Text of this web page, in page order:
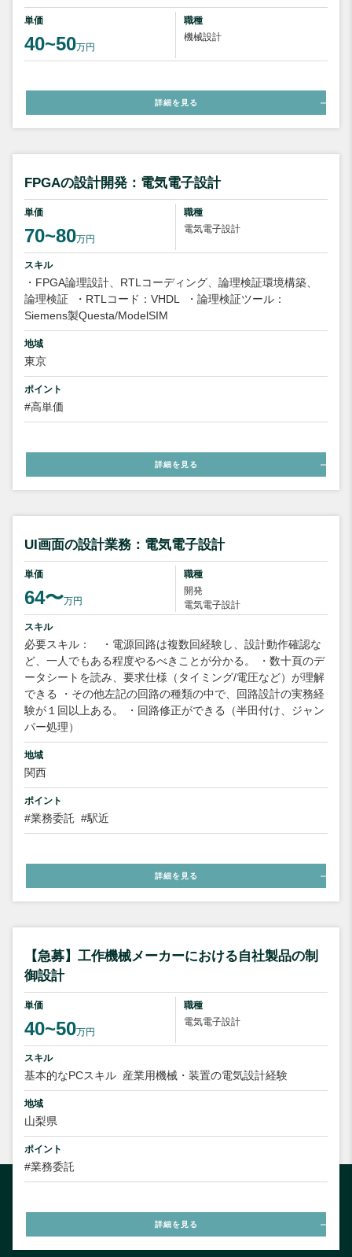
単価
40~50万円
職種
機械設計
詳細を見る
FPGAの設計開発：電気電子設計
単価
70~80万円
職種
電気電子設計
スキル
・FPGA論理設計、RTLコーディング、論理検証環境構築、
論理検証
・RTLコード：VHDL
・論理検証ツール：
Siemens製Questa/ModelSIM
地域
東京
ポイント
#高単価
詳細を見る
UI画面の設計業務：電気電子設計
単価
64〜万円
職種
開発
電気電子設計
スキル
必要スキル： ・電源回路は複数回経験し、設計動作確認な
ど、一人でもある程度やるべきことが分かる。 ・数十頁のデ
ータシートを読み、要求仕様（タイミング/電圧など）が理解
できる ・その他左記の回路の種類の中で、回路設計の実務経
験が１回以上ある。 ・回路修正ができる（半田付け、ジャン
パー処理）
地域
関西
ポイント
#業務委託 #駅近
詳細を見る
【急募】工作機械メーカーにおける自社製品の制
御設計
単価
40~50万円
職種
電気電子設計
スキル
基本的なPCスキル 産業用機械・装置の電気設計経験
地域
山梨県
ポイント
#業務委託
詳細を見る